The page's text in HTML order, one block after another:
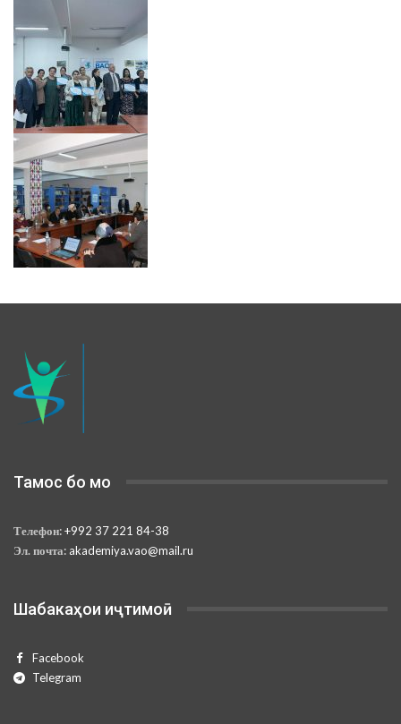
Тамос бо мо
Телефон:+992 37 221 84-38
Эл. почта: akademiya.vao@mail.ru
Шабакаҳои иҷтимоӣ
Facebook
Telegram